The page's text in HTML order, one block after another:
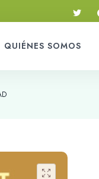
QUIÉNES SOMOS